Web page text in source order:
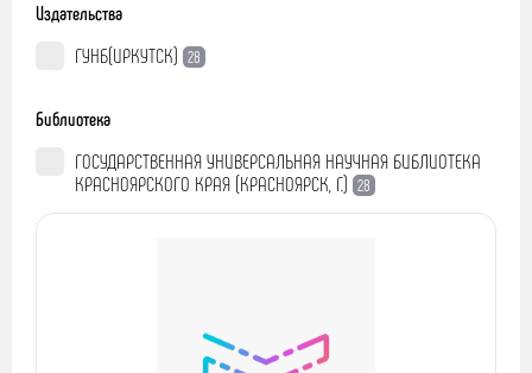
Издательства
ГУНБ(ИРКУТСК) 28
Библиотека
ГОСУДАРСТВЕННАЯ УНИВЕРСАЛЬНАЯ НАУЧНАЯ БИБЛИОТЕКА
КРАСНОЯРСКОГО КРАЯ (КРАСНОЯРСК, Г.) 28